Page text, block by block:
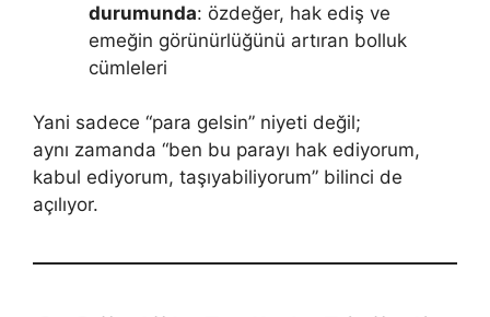
durumunda: özdeğer, hak ediş ve
emeğin görünürlüğünü artıran bolluk
cümleleri
Yani sadece “para gelsin” niyeti değil;
aynı zamanda “ben bu parayı hak ediyorum,
kabul ediyorum, taşıyabiliyorum” bilinci de
açılıyor.